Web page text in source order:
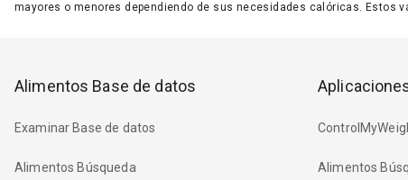
mayores o menores dependiendo de sus necesidades calóricas. Estos
Alimentos Base de datos
Examinar Base de datos
Alimentos Búsqueda Alimentos